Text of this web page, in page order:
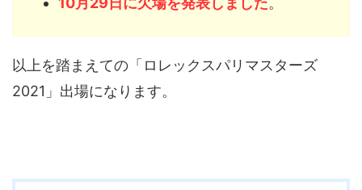
以上を踏まえての「ロレックスパリマスターズ
2021」出場になります。